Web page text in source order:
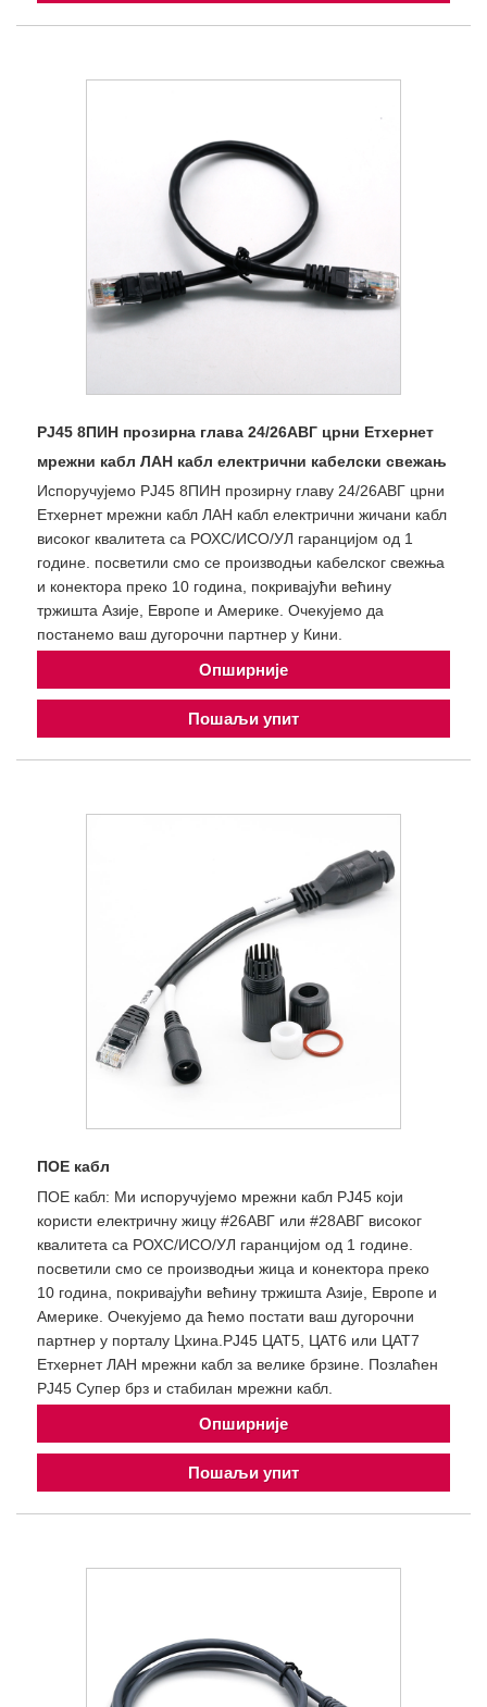
РЈ45 8ПИН прозирна глава 24/26АВГ црни Етхернет
мрежни кабл ЛАН кабл електрични кабелски свежањ
Испоручујемо РЈ45 8ПИН прозирну главу 24/26АВГ црни
Етхернет мрежни кабл ЛАН кабл електрични жичани кабл
високог квалитета са РОХС/ИСО/УЛ гаранцијом од 1
године. посветили смо се производњи кабелског свежња
и конектора преко 10 година, покривајући већину
тржишта Азије, Европе и Америке. Очекујемо да
постанемо ваш дугорочни партнер у Кини.
Опширније
Пошаљи упит
ПОЕ кабл
ПОЕ кабл: Ми испоручујемо мрежни кабл РЈ45 који
користи електричну жицу #26АВГ или #28АВГ високог
квалитета са РОХС/ИСО/УЛ гаранцијом од 1 године.
посветили смо се производњи жица и конектора преко
10 година, покривајући већину тржишта Азије, Европе и
Америке. Очекујемо да ћемо постати ваш дугорочни
партнер у порталу Цхина.РЈ45 ЦАТ5, ЦАТ6 или ЦАТ7
Етхернет ЛАН мрежни кабл за велике брзине. Позлаћен
РЈ45 Супер брз и стабилан мрежни кабл.
Опширније
Пошаљи упит